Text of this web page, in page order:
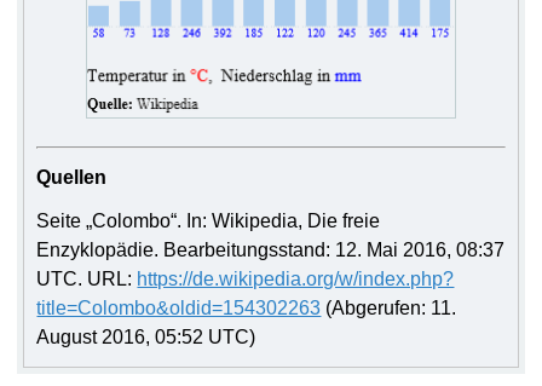
Quellen
Seite „Colombo“. In: Wikipedia, Die freie
Enzyklopädie. Bearbeitungsstand: 12. Mai 2016, 08:37
UTC. URL: https://de.wikipedia.org/w/index.php?
title=Colombo&oldid=154302263 (Abgerufen: 11.
August 2016, 05:52 UTC)